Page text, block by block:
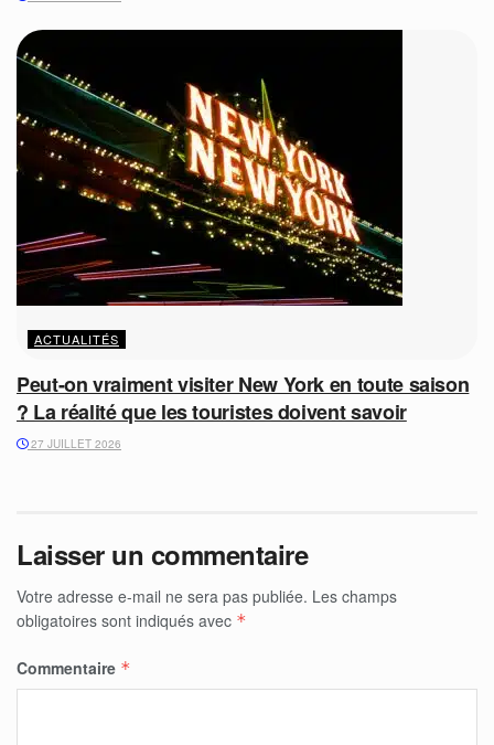
ACTUALITÉS
Peut-on vraiment visiter New York en toute saison
? La réalité que les touristes doivent savoir
27 JUILLET 2026
Laisser un commentaire
Votre adresse e-mail ne sera pas publiée. Les champs
obligatoires sont indiqués avec *
Commentaire *